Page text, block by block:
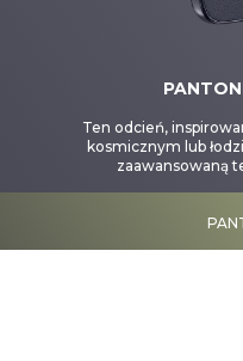
Ten odcień,
kosmicznym lub
zaawansowaną